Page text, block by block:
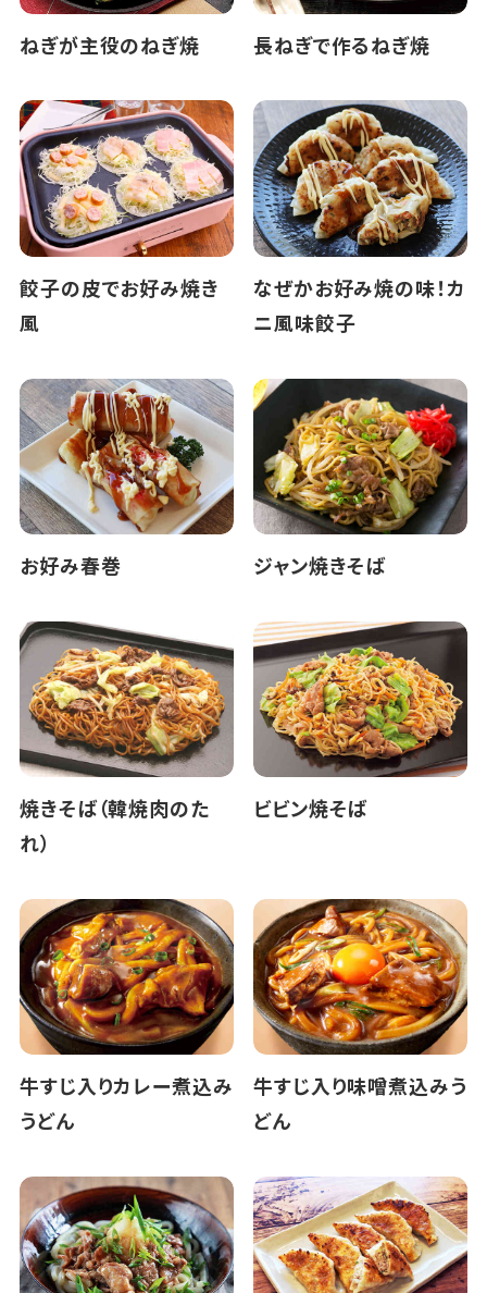
ねぎが主役のねぎ焼 長ねぎで作るねぎ焼
餃子の皮でお好み焼き
風
なぜかお好み焼の味！カ
ニ風味餃子
お好み春巻 ジャン焼きそば
焼きそば（韓焼肉のた
れ）
ビビン焼そば
牛すじ入りカレー煮込み
うどん
牛すじ入り味噌煮込みう
どん